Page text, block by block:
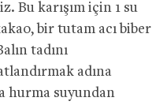
Bu karışım için 1 su
bir tutam acı biber
tadını
adına
hurma suyundan